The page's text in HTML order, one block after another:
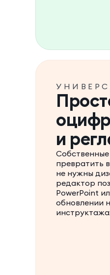
и
превратить
не нужны
редактор
PowerPoint
обновлении